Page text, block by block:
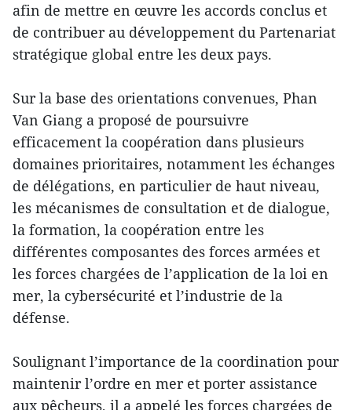
afin de mettre en œuvre les accords conclus et
de contribuer au développement du Partenariat
stratégique global entre les deux pays.
Sur la base des orientations convenues, Phan
Van Giang a proposé de poursuivre
efficacement la coopération dans plusieurs
domaines prioritaires, notamment les échanges
de délégations, en particulier de haut niveau,
les mécanismes de consultation et de dialogue,
la formation, la coopération entre les
différentes composantes des forces armées et
les forces chargées de l’application de la loi en
mer, la cybersécurité et l’industrie de la
défense.
Soulignant l’importance de la coordination pour
maintenir l’ordre en mer et porter assistance
aux pêcheurs, il a appelé les forces chargées de